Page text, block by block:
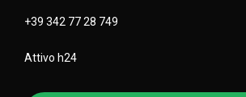
+39 342 77 28 749
Attivo h24